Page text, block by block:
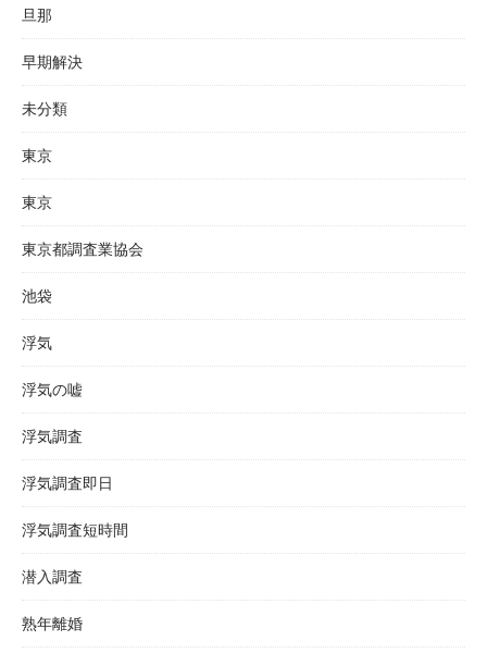
旦那
早期解決
未分類
東京
東京
東京都調査業協会
池袋
浮気
浮気の嘘
浮気調査
浮気調査即日
浮気調査短時間
潜入調査
熟年離婚